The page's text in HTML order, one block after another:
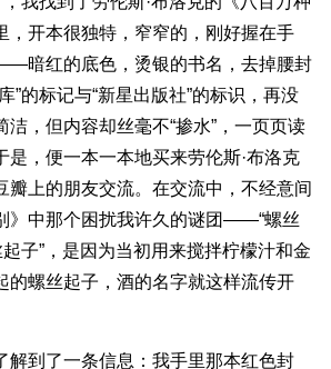
，开本很独特，窄窄的，刚好握在手
暗红的底色，烫银的书名，去掉腰封
”的标记与“新星出版社”的标识，再没
洁，但内容却丝毫不“掺水”，一页页读
是，便一本一本地买来劳伦斯·布洛克
瓣上的朋友交流。在交流中，不经意间
》中那个困扰我许久的谜团——“螺丝
起子”，是因为当初用来搅拌柠檬汁和金
的螺丝起子，酒的名字就这样流传开
到了一条信息：我手里那本红色封